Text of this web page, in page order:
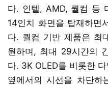
다. 인텔, AMD, 퀄컴 등
14인치 화면을 탑재하면
다. 퀄컴 기반 제품은 최
원하며, 최대 29시간의
다. 3K OLED를 비롯한
옆에서의 시선을 차단하